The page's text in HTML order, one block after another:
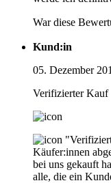
War diese
Kund:in
05. Dezember
Verifizierter Kauf
Käufer:innen
bei uns gekauft
alle, die ein